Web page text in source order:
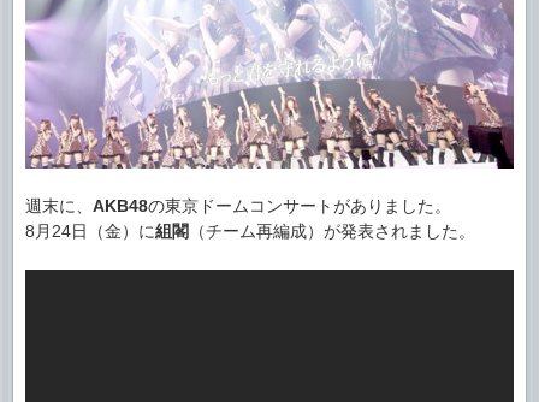
週末に、 AKB48の東京ドームコンサートがありました。
8月24日（金）に組閣 （チーム再編成）が発表されました。